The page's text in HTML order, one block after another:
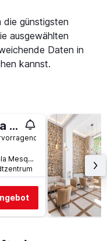
die günstigsten
ausgewählten
Daten in
kannst.
Zafiro Cala Mesquida
Urbanización Cala Mesquida, Capdepera, Mallorca, Spanien